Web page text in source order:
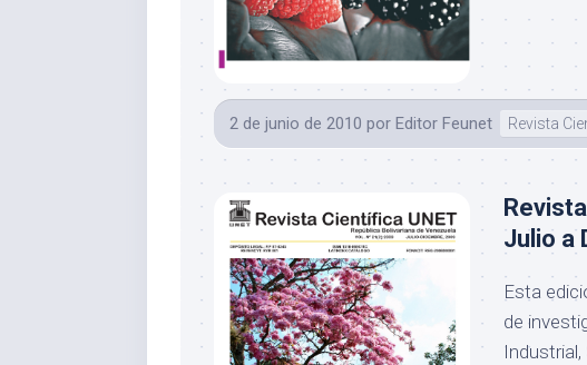
2 de junio de 2010 por Editor Feunet Revista
Julio a
Esta
de